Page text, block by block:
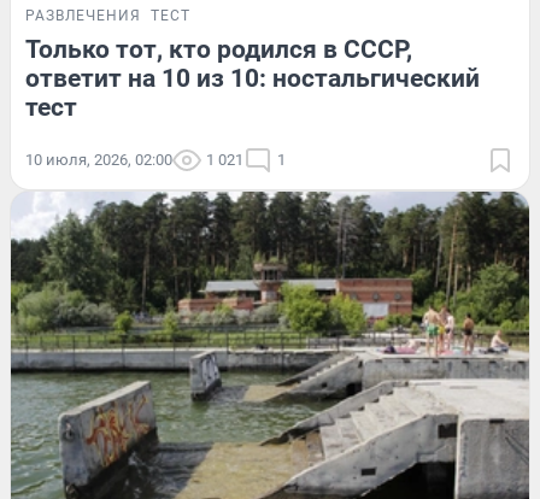
РАЗВЛЕЧЕНИЯ ТЕСТ
Только тот, кто родился в СССР,
ответит на 10 из 10: ностальгический
тест
10 июля, 2026, 02:00 1 021 1